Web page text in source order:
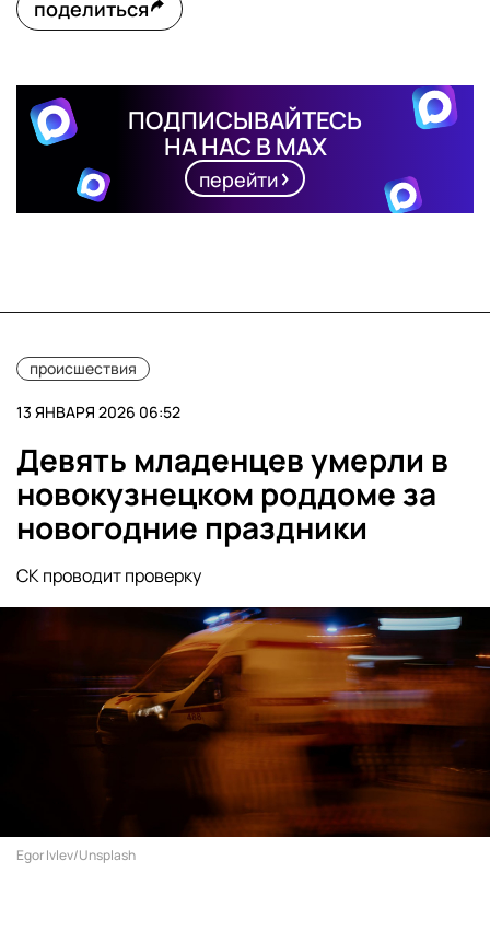
поделиться
ПОДПИСЫВАЙТЕСЬ
НА НАС В MAX
перейти
происшествия
13 ЯНВАРЯ 2026 06:52
Девять младенцев умерли в
новокузнецком роддоме за
новогодние праздники
СК проводит проверку
Egor Ivlev/Unsplash